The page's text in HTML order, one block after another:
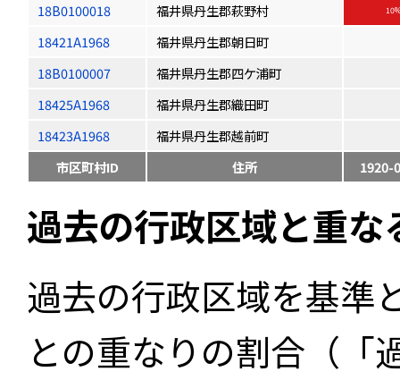
18B0100018 福井県丹生郡萩野村
18421A1968
福井県丹生郡朝日町
18B0100007
福井県丹生郡四ケ浦町
18425A1968
福井県丹生郡織田町
18423A1968
福井県丹生郡越前町
市区町村ID
住所 1920-
過去の行政区域と重
過去の行政区域を基準
との重なりの割合（「